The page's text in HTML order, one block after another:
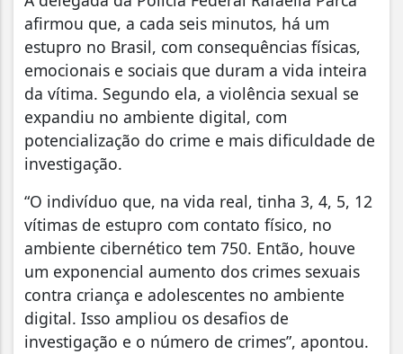
afirmou que, a cada seis minutos, há um
estupro no Brasil, com consequências físicas,
emocionais e sociais que duram a vida inteira
da vítima. Segundo ela, a violência sexual se
expandiu no ambiente digital, com
potencialização do crime e mais dificuldade de
investigação.
“O indivíduo que, na vida real, tinha 3, 4, 5, 12
vítimas de estupro com contato físico, no
ambiente cibernético tem 750. Então, houve
um exponencial aumento dos crimes sexuais
contra criança e adolescentes no ambiente
digital. Isso ampliou os desafios de
investigação e o número de crimes”, apontou.